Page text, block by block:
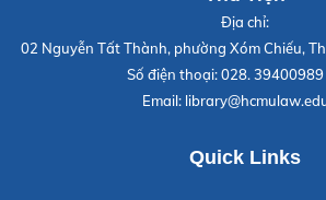
Địa chỉ:
02 Nguyễn Tất Thành, phường Xóm Chiếu,
Số điện thoại:028.
Email:
Quick Links